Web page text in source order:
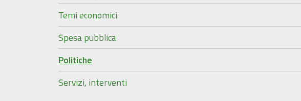
Temi economici
Spesa pubblica
Politiche
Servizi, interventi